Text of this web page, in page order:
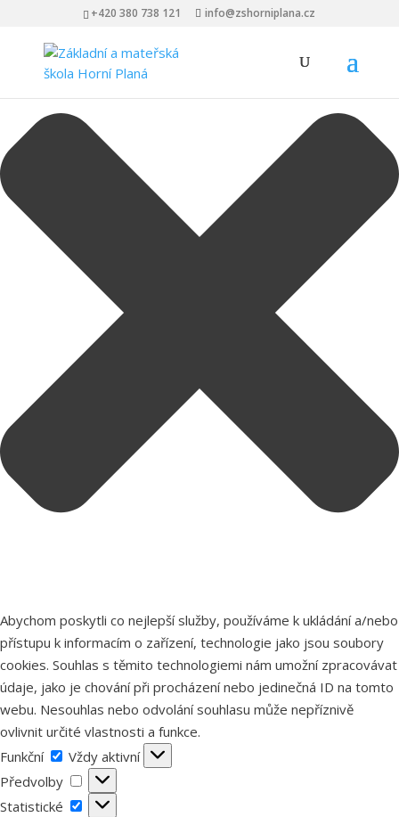
Spravovat Souhlas s cookies
Abychom poskytli co nejlepší služby, používáme k ukládání a/nebo
přístupu k informacím o zařízení, technologie jako jsou soubory
cookies. Souhlas s těmito technologiemi nám umožní zpracovávat
údaje, jako je chování při procházení nebo jedinečná ID na tomto
webu. Nesouhlas nebo odvolání souhlasu může nepříznivě
ovlivnit určité vlastnosti a funkce.
Funkční
Funkční
Vždy aktivní
Předvolby
Předvolby
Statistické
Statistické
+420 380 738 121 info@zshorniplana.cz